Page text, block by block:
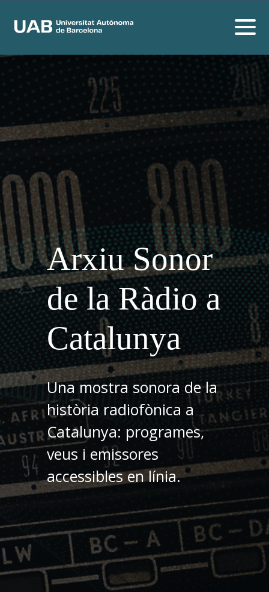
Arxiu Sonor
de la Ràdio a
Catalunya
Una mostra sonora de la
història radiofònica a
Catalunya: programes,
veus i emissores
accessibles en línia.